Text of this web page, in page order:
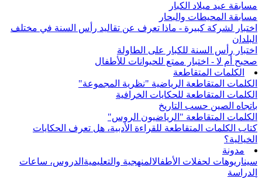
مسابقة عيد ميلاد الكبار
مسابقة المحيطات والبحار
اختبار لشركة كبيرة - ماذا تعرف عن تقاليد رأس السنة في مختلف
البلدان
اختبار رأس السنة للكبار على الطاولة
صحيح أم لا - اختبار ممتع للحيوانات للأطفال
الكلمات المتقاطعة
الكلمات المتقاطعة الرياضية "نظرية المجموعة"
الكلمات المتقاطعة للحكايات الخرافية
باتجاه الصين حسب التاريخ
الكلمات المتقاطعة "الرياضيون الروس"
كتاب الكلمات المتقاطعة للقراءة الأدبية، هل تعرف الحكايات
الخيالية؟
مدونة
سيناريوهات لحفلات الأطفالالمنهجية والتعليمية الدروس، ساعات
الدراسة